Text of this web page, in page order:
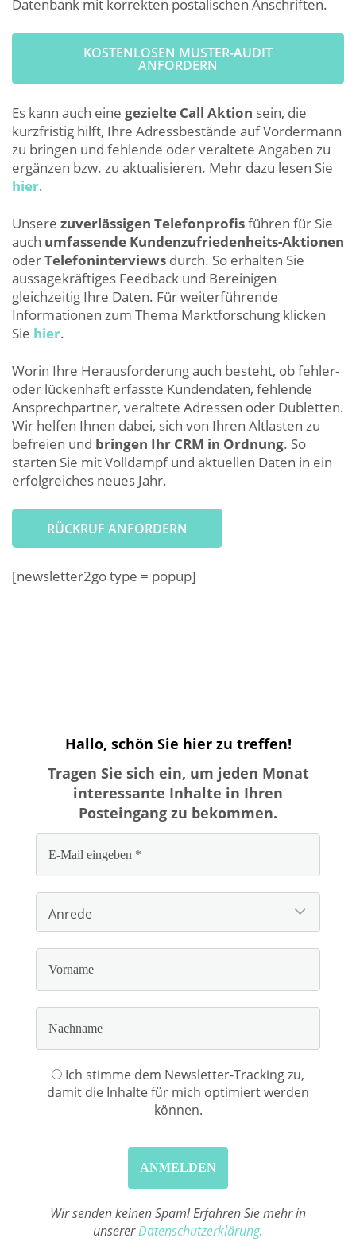
Datenbank mit korrekten postalischen Anschriften.
KOSTENLOSEN MUSTER-AUDIT
ANFORDERN
Es kann auch eine gezielte Call Aktion sein, die
kurzfristig hilft, Ihre Adressbestände auf Vordermann
zu bringen und fehlende oder veraltete Angaben zu
ergänzen bzw. zu aktualisieren. Mehr dazu lesen Sie
hier.
Unsere zuverlässigen Telefonprofisführen für Sie
auch umfassende Kundenzufriedenheits-Aktionen
oderTelefoninterviews durch. So erhalten Sie
aussagekräftiges Feedback und Bereinigen
gleichzeitig Ihre Daten. Für weiterführende
Informationen zum Thema Marktforschung klicken
Sie hier.
Worin Ihre Herausforderung auch besteht, ob fehler-
oder lückenhaft erfasste Kundendaten, fehlende
Ansprechpartner, veraltete Adressen oder Dubletten.
Wir helfen Ihnen dabei, sich von Ihren Altlasten zu
befreien und bringen Ihr CRM in Ordnung. So
starten Sie mit Volldampf und aktuellen Daten in ein
erfolgreiches neues Jahr.
RÜCKRUF ANFORDERN
[newsletter2go type = popup]
Hallo, schön Sie hier zu treffen!
Tragen Sie sich ein, um jeden Monat
interessante Inhalte in Ihren
Posteingang zu bekommen.
Ich stimme dem Newsletter-Tracking zu,
damit die Inhalte für mich optimiert werden
können.
Wir senden keinen Spam! Erfahren Sie mehr in
unsererDatenschutzerklärung.